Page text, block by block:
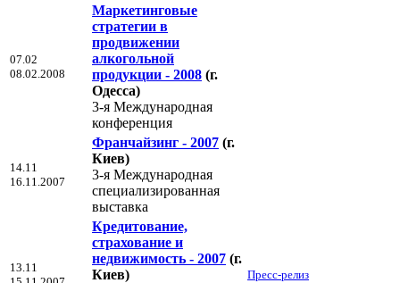
07.02
08.02.2008
Маркетинговые
стратегии в
продвижении
алкогольной
продукции - 2008 (г.
Одесса)
3-я Международная
конференция
14.11
16.11.2007
Франчайзинг - 2007 (г.
Киев)
3-я Международная
специализированная
выставка
13.11
Кредитование,
страхование и
недвижимость - 2007 (г.
Киев)
Пресс-релиз